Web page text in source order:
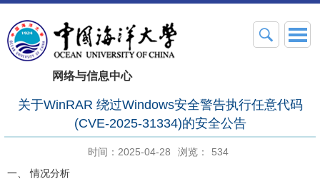
网络与信息中心
关于WinRAR 绕过Windows安全警告执行任意代码
(CVE-2025-31334)的安全公告
时间：2025-04-28 浏览：
534
一、 情况分析